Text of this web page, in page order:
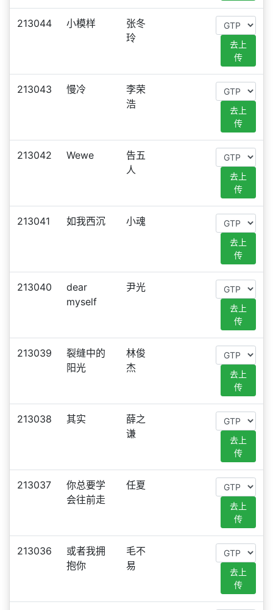
213044 小模样
张冬
玲
去上
传
213043 慢冷
李荣
浩
去上
传
213042 Wewe
告五
人
去上
传
213041 如我西沉 小魂
去上
传
213040
dear
myself
尹光
去上
传
213039
裂缝中的
阳光
林俊
杰
去上
传
213038 其实
薛之
谦
去上
传
213037
你总要学
会往前走
任夏
去上
传
213036
或者我拥
抱你
毛不
易
去上
传